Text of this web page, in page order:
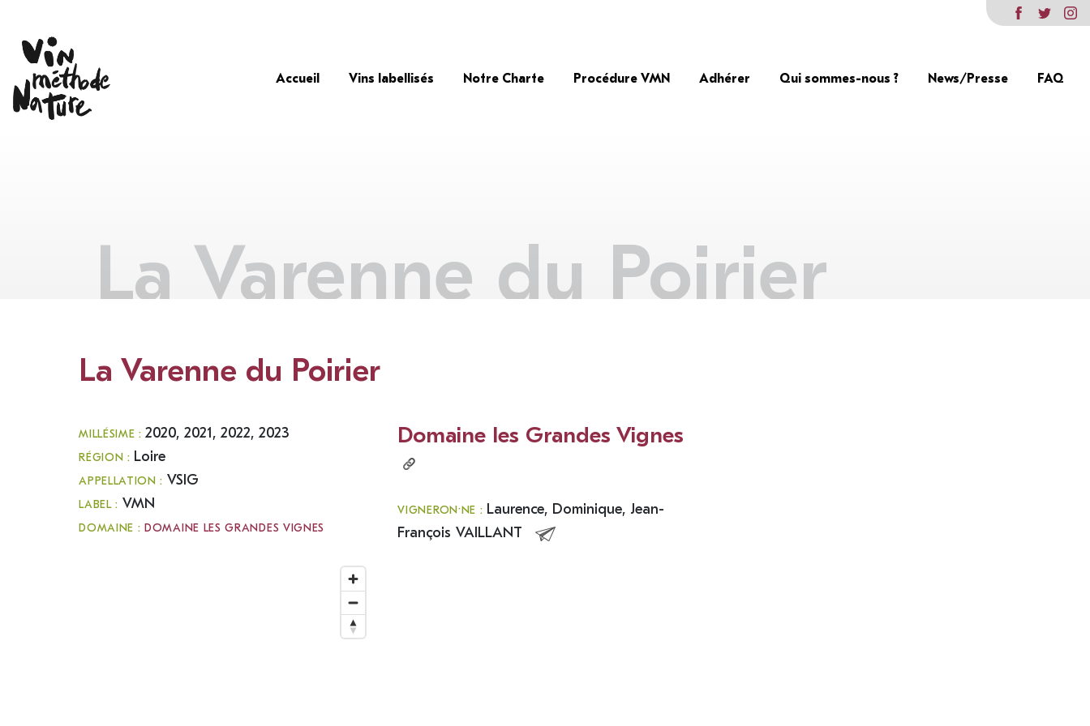
Accueil Vins labellisés Notre Charte Procédure VMN Adhérer Qui sommes-nous ? News/Presse FAQ
La Varenne du Poirier
La Varenne du Poirier
MILLÉSIME :2020, 2021, 2022, 2023
RÉGION : Loire
APPELLATION : VSIG
LABEL : VMN
DOMAINE :DOMAINE LES GRANDES VIGNES
Domaine les Grandes Vignes
VIGNERON·NE : Laurence, Dominique, Jean-
François VAILLANT